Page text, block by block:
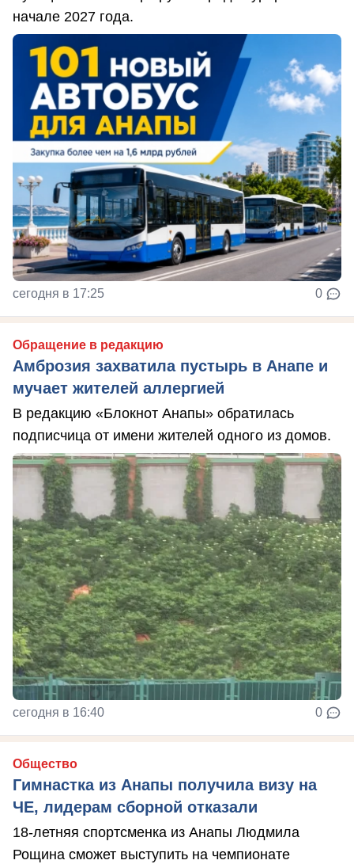
начале 2027 года.
сегодня в 17:25 0
Обращение в редакцию
Амброзия захватила пустырь в Анапе и
мучает жителей аллергией
В редакцию «Блокнот Анапы» обратилась
подписчица от имени жителей одного из домов.
сегодня в 16:40 0
Общество
Гимнастка из Анапы получила визу на
ЧЕ, лидерам сборной отказали
18-летняя спортсменка из Анапы Людмила
Рощина сможет выступить на чемпионате